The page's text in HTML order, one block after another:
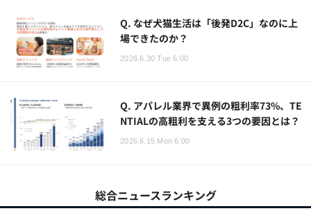
Q. なぜ犬猫生活は「後発D2C」なのに上
場できたのか？
2026.6.30 Tue 6:00
Q. アパレル業界で異例の粗利率73%、TE
NTIALの高粗利を支える3つの要因とは？
2026.6.15 Mon 6:00
総合ニュースランキング